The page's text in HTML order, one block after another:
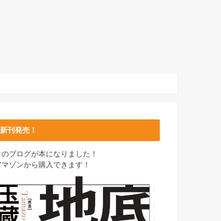
新刊発売！
のブログが本になりました！
マゾンから購入できます！